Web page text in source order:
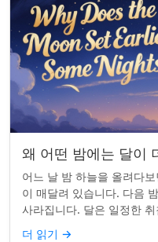
왜 어떤 밤에는 달이
어느 날 밤 하늘을 올려다
이 매달려 있습니다. 다음
사라집니다. 달은 일정한
좋은 이유가 있습니다. ...
더 읽기 →